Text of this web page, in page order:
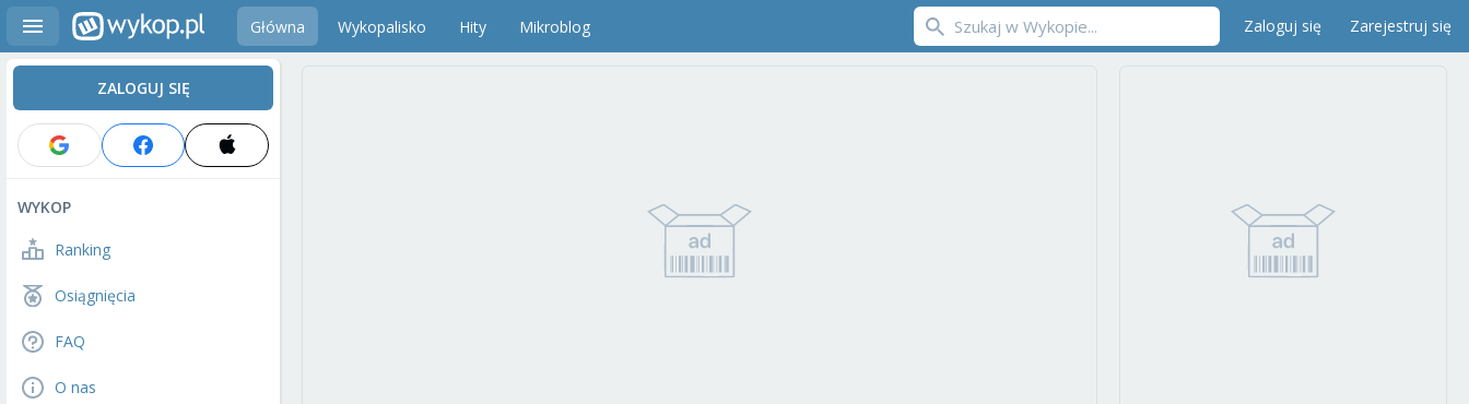
Główna Wykopalisko Hity Mikroblog Zaloguj się Zarejestruj się
ZALOGUJ SIĘ
WYKOP
Ranking
Osiągnięcia
FAQ
O nas